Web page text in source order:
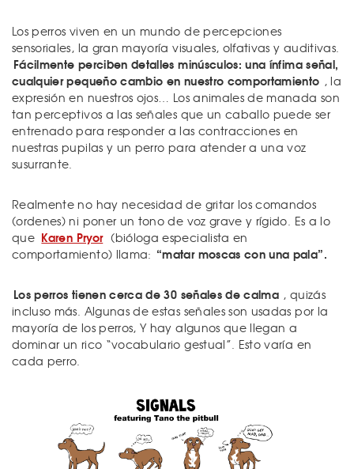
Los perros viven en un mundo de percepciones
sensoriales, la gran mayoría visuales, olfativas y auditivas.
Fácilmente perciben detalles minúsculos: una ínfima señal,
cualquier pequeño cambio en nuestro comportamiento , la
expresión en nuestros ojos… Los animales de manada son
tan perceptivos a las señales que un caballo puede ser
entrenado para responder a las contracciones en
nuestras pupilas y un perro para atender a una voz
susurrante.
Realmente no hay necesidad de gritar los comandos
(ordenes) ni poner un tono de voz grave y rígido. Es a lo
que Karen Pryor (bióloga especialista en
comportamiento) llama: “matar moscas con una pala”.
Los perros tienen cerca de 30 señales de calma , quizás
incluso más. Algunas de estas señales son usadas por la
mayoría de los perros, Y hay algunos que llegan a
dominar un rico “vocabulario gestual”. Esto varía en
cada perro.